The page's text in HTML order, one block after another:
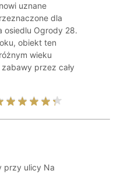
uznane
dla
osiedlu Ogrody 28.
obiekt ten
wieku
przez cały
przy ulicy Na